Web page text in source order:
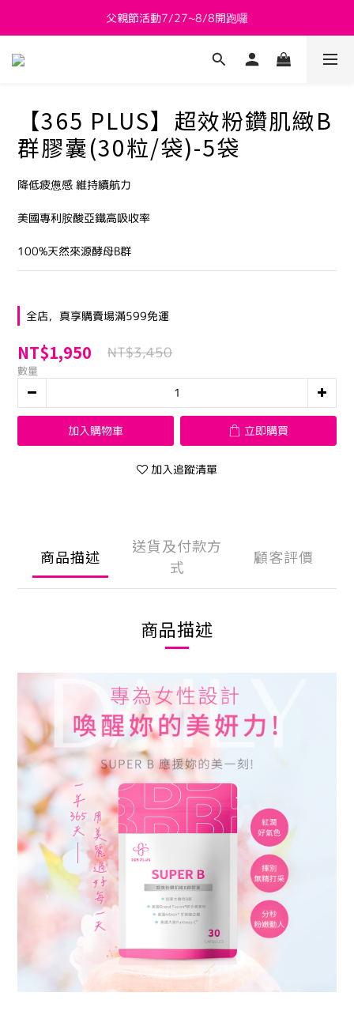
新會員送 $800購物金
父親節活動7/27~8/8開跑囉
新會員送 $800購物金
【365 PLUS】超效粉鑽肌緻B
群膠囊(30粒/袋)-5袋
降低疲憊感 維持續航力
美國專利胺酸亞鐵高吸收率
100%天然來源酵母B群
全店，真享購賣場滿599免運
NT$1,950 NT$3,450
數量
加入購物車 立即購買
加入追蹤清單
商品描述
送貨及付款方
式
顧客評價
商品描述